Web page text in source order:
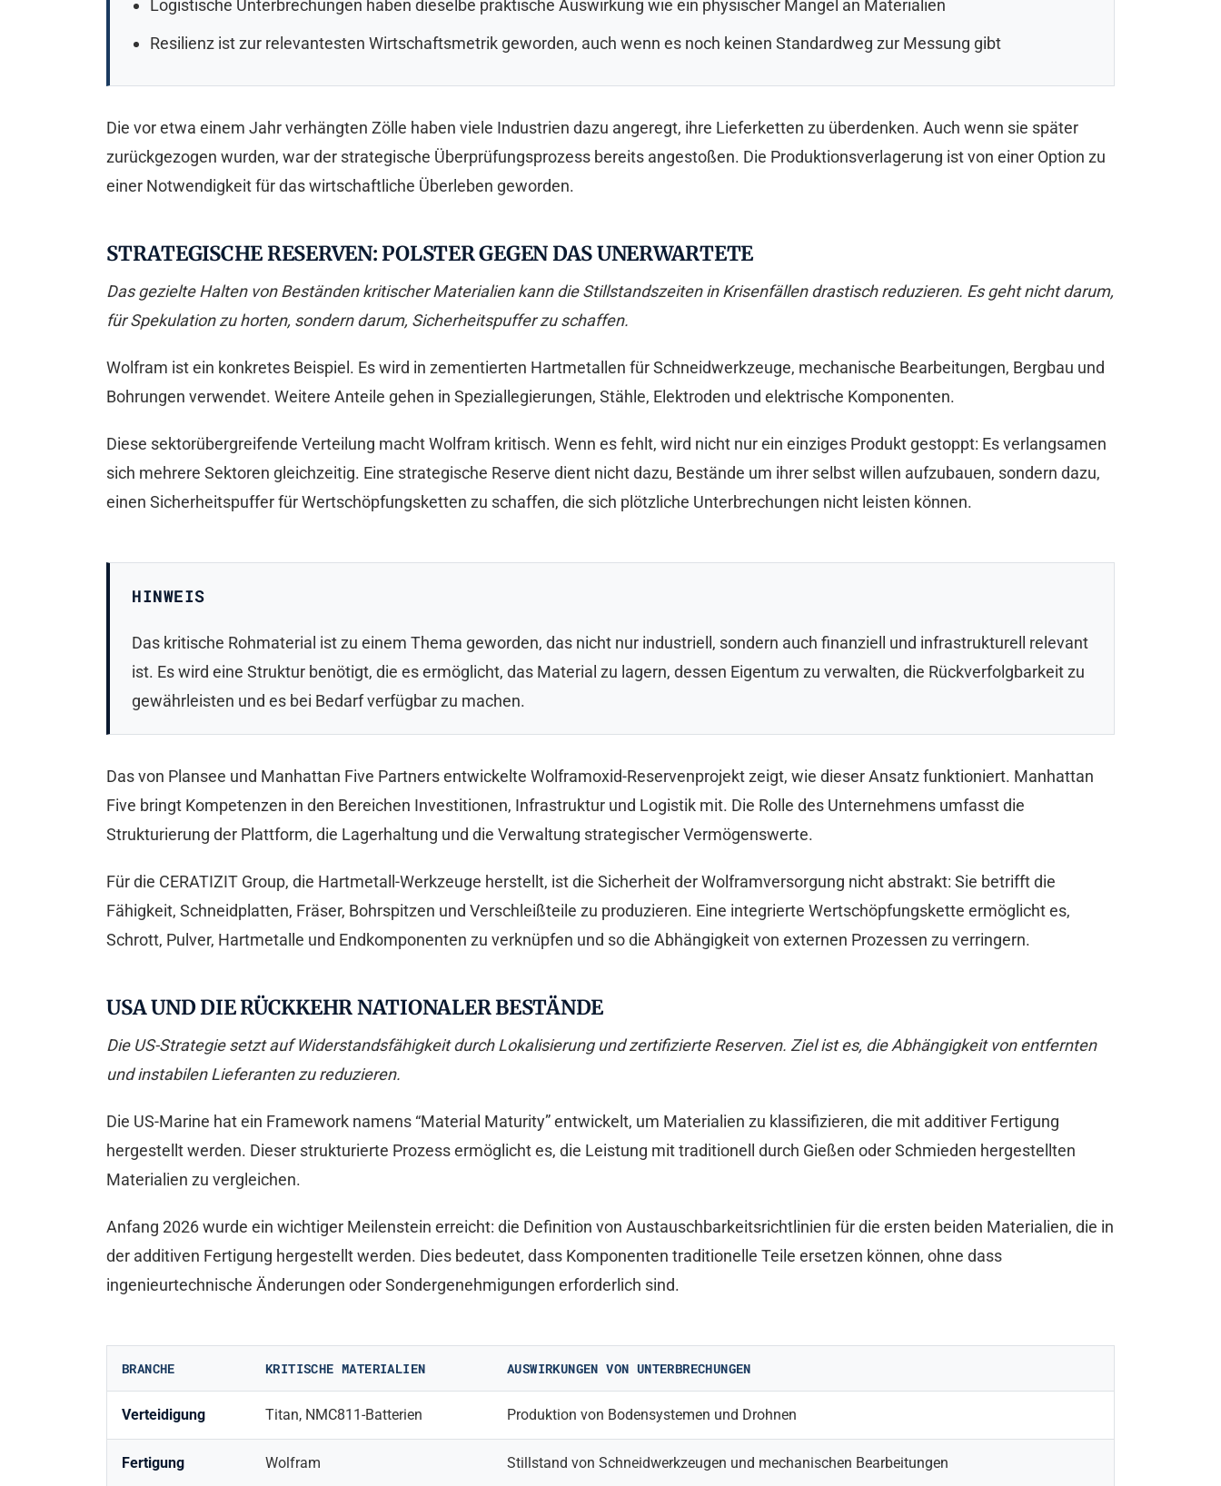
Logistische Unterbrechungen haben dieselbe praktische Auswirkung wie ein physischer Mangel an Materialien
Resilienz ist zur relevantesten Wirtschaftsmetrik geworden, auch wenn es noch keinen Standardweg zur Messung gibt
Die vor etwa einem Jahr verhängten Zölle haben viele Industrien dazu angeregt, ihre Lieferketten zu überdenken. Auch wenn sie später
zurückgezogen wurden, war der strategische Überprüfungsprozess bereits angestoßen. Die Produktionsverlagerung ist von einer Option zu
einer Notwendigkeit für das wirtschaftliche Überleben geworden.
STRATEGISCHE RESERVEN: POLSTER GEGEN DAS UNERWARTETE
Das gezielte Halten von Beständen kritischer Materialien kann die Stillstandszeiten in Krisenfällen drastisch reduzieren. Es geht nicht darum,
für Spekulation zu horten, sondern darum, Sicherheitspuffer zu schaffen.
Wolfram ist ein konkretes Beispiel. Es wird in zementierten Hartmetallen für Schneidwerkzeuge, mechanische Bearbeitungen, Bergbau und
Bohrungen verwendet. Weitere Anteile gehen in Speziallegierungen, Stähle, Elektroden und elektrische Komponenten.
Diese sektorübergreifende Verteilung macht Wolfram kritisch. Wenn es fehlt, wird nicht nur ein einziges Produkt gestoppt: Es verlangsamen
sich mehrere Sektoren gleichzeitig. Eine strategische Reserve dient nicht dazu, Bestände um ihrer selbst willen aufzubauen, sondern dazu,
einen Sicherheitspuffer für Wertschöpfungsketten zu schaffen, die sich plötzliche Unterbrechungen nicht leisten können.
HINWEIS
Das kritische Rohmaterial ist zu einem Thema geworden, das nicht nur industriell, sondern auch finanziell und infrastrukturell relevant
ist. Es wird eine Struktur benötigt, die es ermöglicht, das Material zu lagern, dessen Eigentum zu verwalten, die Rückverfolgbarkeit zu
gewährleisten und es bei Bedarf verfügbar zu machen.
Das von Plansee und Manhattan Five Partners entwickelte Wolframoxid-Reservenprojekt zeigt, wie dieser Ansatz funktioniert. Manhattan
Five bringt Kompetenzen in den Bereichen Investitionen, Infrastruktur und Logistik mit. Die Rolle des Unternehmens umfasst die
Strukturierung der Plattform, die Lagerhaltung und die Verwaltung strategischer Vermögenswerte.
Für die CERATIZIT Group, die Hartmetall-Werkzeuge herstellt, ist die Sicherheit der Wolframversorgung nicht abstrakt: Sie betrifft die
Fähigkeit, Schneidplatten, Fräser, Bohrspitzen und Verschleißteile zu produzieren. Eine integrierte Wertschöpfungskette ermöglicht es,
Schrott, Pulver, Hartmetalle und Endkomponenten zu verknüpfen und so die Abhängigkeit von externen Prozessen zu verringern.
USA UND DIE RÜCKKEHR NATIONALER BESTÄNDE
Die US-Strategie setzt auf Widerstandsfähigkeit durch Lokalisierung und zertifizierte Reserven. Ziel ist es, die Abhängigkeit von entfernten
und instabilen Lieferanten zu reduzieren.
Die US-Marine hat ein Framework namens “Material Maturity” entwickelt, um Materialien zu klassifizieren, die mit additiver Fertigung
hergestellt werden. Dieser strukturierte Prozess ermöglicht es, die Leistung mit traditionell durch Gießen oder Schmieden hergestellten
Materialien zu vergleichen.
Anfang 2026 wurde ein wichtiger Meilenstein erreicht: die Definition von Austauschbarkeitsrichtlinien für die ersten beiden Materialien, die in
der additiven Fertigung hergestellt werden. Dies bedeutet, dass Komponenten traditionelle Teile ersetzen können, ohne dass
ingenieurtechnische Änderungen oder Sondergenehmigungen erforderlich sind.
BRANCHE KRITISCHE MATERIALIEN AUSWIRKUNGEN VON UNTERBRECHUNGEN
Verteidigung Titan, NMC811-Batterien Produktion von Bodensystemen und Drohnen
Fertigung Wolfram Stillstand von Schneidwerkzeugen und mechanischen Bearbeitungen